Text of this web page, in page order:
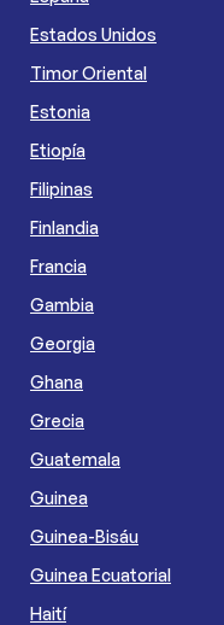
Estados Unidos
Timor Oriental
Estonia
Etiopía
Filipinas
Finlandia
Francia
Gambia
Georgia
Ghana
Grecia
Guatemala
Guinea
Guinea-Bisáu
Guinea Ecuatorial
Haití